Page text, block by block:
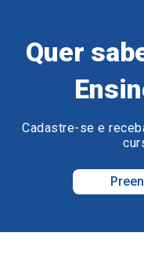
Quer
Cadastre-se e